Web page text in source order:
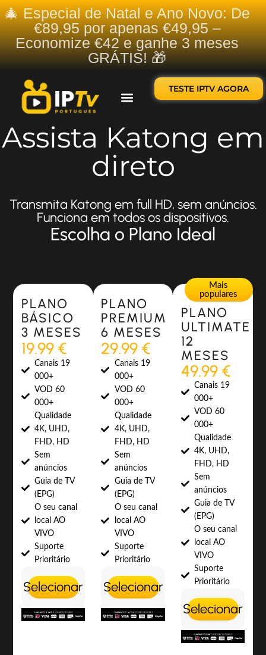
🎄 Especial de Natal e Ano Novo: De
€89,95 por apenas €49,95 –
Economize €42 e ganhe 3 meses
GRÁTIS! 🎁
TESTE IPTV AGORA
Assista Katong em
direto
Transmita Katong em full HD, sem anúncios.
Funciona em todos os dispositivos.
Escolha o Plano Ideal
Most Popular
PLANO
BÁSICO
3 MESES
19.99 €
Canais 19
000+
VOD 60
000+
Qualidade
4K, UHD,
FHD, HD
Sem
anúncios
Guia de TV
(EPG)
O seu canal
local AO
VIVO
Suporte
Prioritário
Selecionar
Most Popular
PLANO
PREMIUM
6 MESES
29.99 €
Canais 19
000+
VOD 60
000+
Qualidade
4K, UHD,
FHD, HD
Sem
anúncios
Guia de TV
(EPG)
O seu canal
local AO
VIVO
Suporte
Prioritário
Selecionar
Mais
populares
PLANO
ULTIMATE
12
MESES
49.99 €
Canais 19
000+
VOD 60
000+
Qualidade
4K, UHD,
FHD, HD
Sem
anúncios
Guia de TV
(EPG)
O seu canal
local AO
VIVO
Suporte
Prioritário
Selecionar